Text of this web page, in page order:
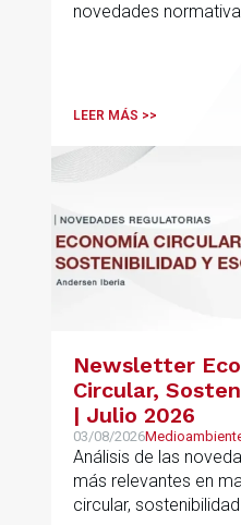
novedades
LEER MÁS >>
Newsletter
Circular,
| Julio 2026
03/08/2026
Análisis de las
más relevantes en
circular,